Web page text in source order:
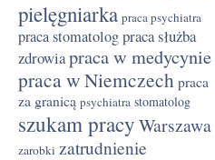
pielęgniarka praca psychiatra
praca stomatologpraca służba
zdrowiapraca w medycynie
praca w Niemczechpraca
za granicą psychiatra stomatolog
szukam pracyWarszawa
zarobki zatrudnienie